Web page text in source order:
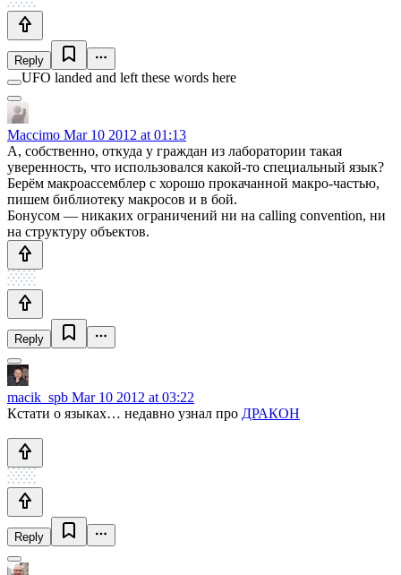
Reply
UFO landed and left these words here
Maccimo Mar 10 2012 at 01:13
А, собственно, откуда у граждан из лаборатории такая
уверенность, что использовался какой-то специальный язык?
Берём макроассемблер с хорошо прокачанной макро-частью,
пишем библиотеку макросов и в бой.
Бонусом — никаких ограничений ни на calling convention, ни
на структуру объектов.
Reply
macik_spb Mar 10 2012 at 03:22
Кстати о языках… недавно узнал про ДРАКОН
Reply